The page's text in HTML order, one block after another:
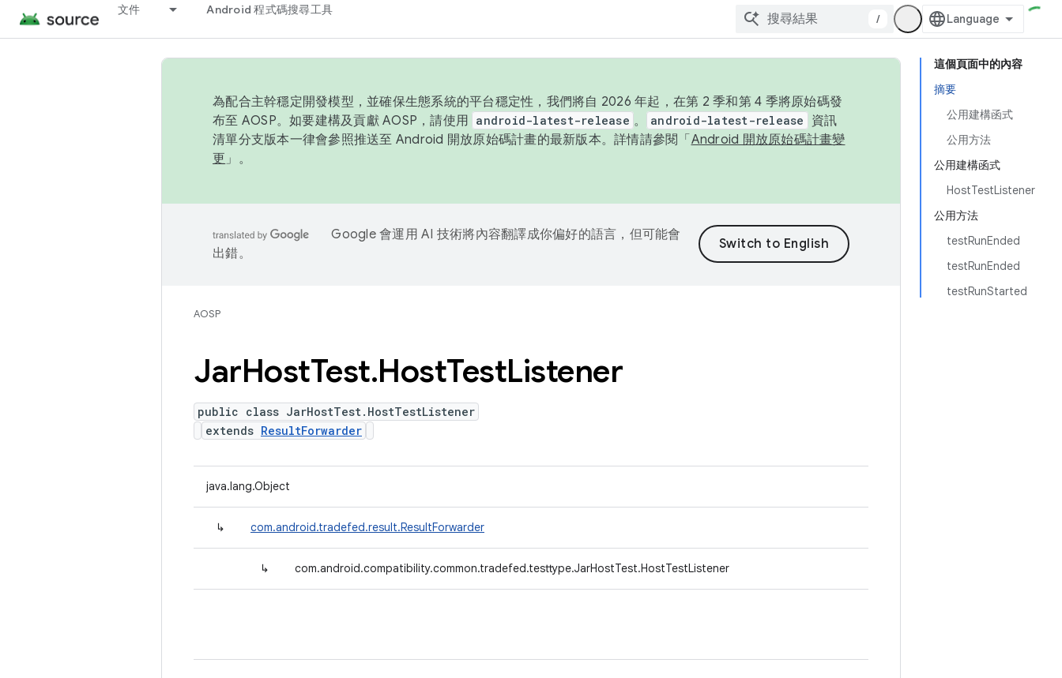
文件 Android 程式碼搜尋工具
/
這個頁面中的內容
摘要
公用建構函式
公用方法
公用建構函式
HostTestListener
公用方法
testRunEnded
testRunEnded
testRunStarted
為配合主幹穩定開發模型，並確保生態系統的平台穩定性，我們將自 2026 年起，在第 2 季和第 4 季將原始碼發
布至 AOSP。如要建構及貢獻 AOSP，請使用 android-latest-release 。 android-latest-release
資訊
清單分支版本一律會參照推送至 Android 開放原始碼計畫的最新版本。詳情請參閱「 Android 開放原始碼計畫變
更 」。
Google 會運用 AI 技術將內容翻譯成你偏好的語言，但可能會
出錯。
AOSP
JarHostTest.HostTestListener
public class JarHostTest.HostTestListener
extends ResultForwarder
java.lang.Object
↳ com.android.tradefed.result.ResultForwarder
↳ com.android.compatibility.common.tradefed.testtype.JarHostTest.HostTestListener